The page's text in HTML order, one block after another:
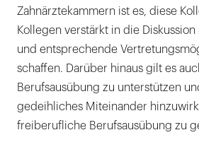
Zahnärztekammern ist es, diese
Kollegen verstärkt in die
und entsprechende
schaffen. Darüber hinaus gilt es
Berufsausübung zu unterstützen
gedeihliches Miteinander
freiberufliche Berufsausübung zu